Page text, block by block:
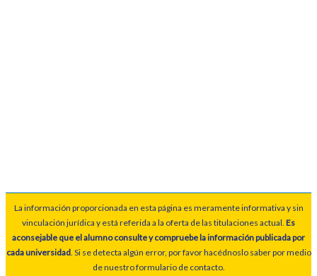
La información proporcionada en esta página es meramente informativa y sin
vinculación jurídica y está referida a la oferta de las titulaciones actual. Es
aconsejable que el alumno consulte y compruebe la información publicada por
cada universidad. Si se detecta algún error, por favor hacédnoslo saber por medio
de nuestro formulario de contacto.